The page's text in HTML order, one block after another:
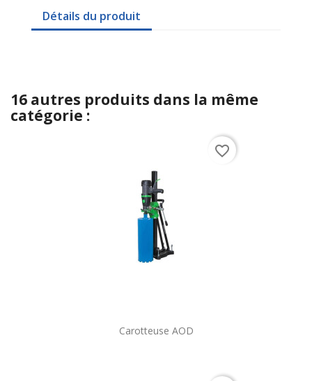
Détails du produit
16 autres produits dans la même
catégorie :
Carotteuse AOD
favorite_border